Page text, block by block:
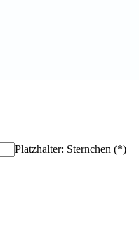
Platzhalter: Sternchen (*)